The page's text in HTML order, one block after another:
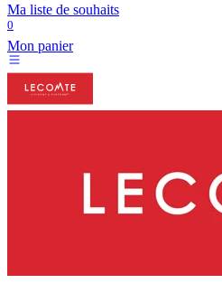
Ma liste de souhaits
0
Mon panier